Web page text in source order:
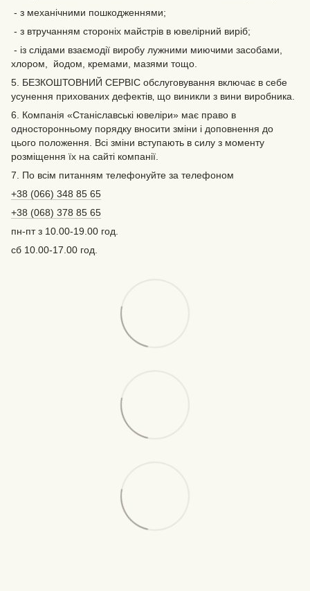
- з механічними пошкодженнями;
- з втручанням стороніх майстрів в ювелірний виріб;
- із слідами взаємодії виробу лужними миючими засобами,
хлором, йодом, кремами, мазями тощо.
5. БЕЗКОШТОВНИЙ СЕРВІС обслуговування включає в себе
усунення прихованих дефектів‚ що виникли з вини виробника.
6. Компанія «Станіславські ювеліри» має право в
односторонньому порядку вносити зміни і доповнення до
цього положення. Всі зміни вступають в силу з моменту
розміщення їх на сайті компанії.
7. По всім питанням телефонуйте за телефоном
+38 (066) 348 85 65
+38 (068) 378 85 65
пн-пт з 10.00-19.00 год.
сб 10.00-17.00 год.